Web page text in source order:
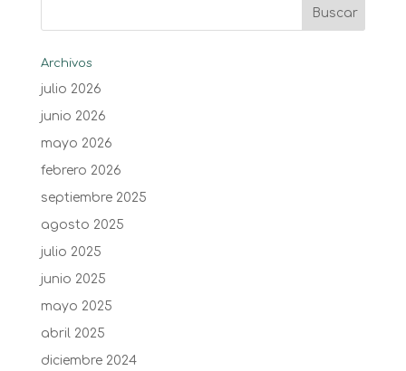
Archivos
julio 2026
junio 2026
mayo 2026
febrero 2026
septiembre 2025
agosto 2025
julio 2025
junio 2025
mayo 2025
abril 2025
diciembre 2024